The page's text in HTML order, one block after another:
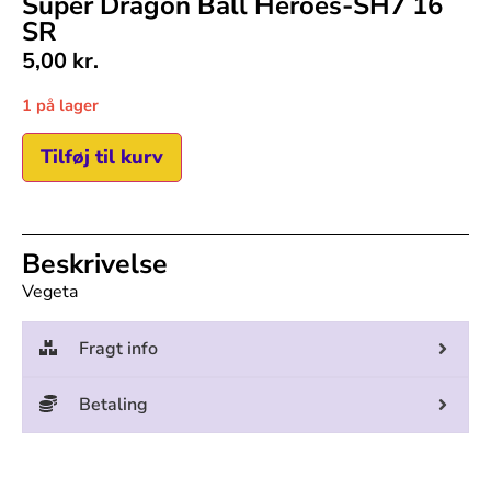
SR
5,00 kr.
1 på lager
Tilføj til kurv
Beskrivelse
Vegeta
Fragt info
Betaling